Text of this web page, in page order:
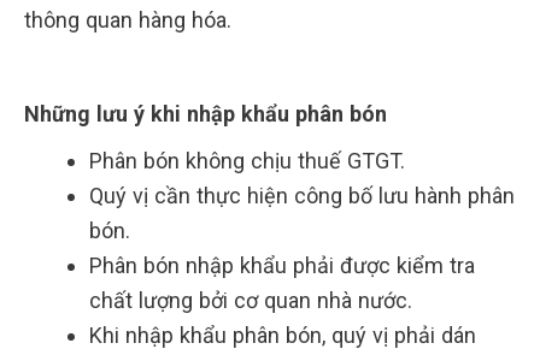
thông quan hàng hóa.
Những lưu ý khi nhập khẩu phân bón
Phân bón không chịu thuế GTGT.
Quý vị cần thực hiện công bố lưu hành phân
bón.
Phân bón nhập khẩu phải được kiểm tra
chất lượng bởi cơ quan nhà nước.
Khi nhập khẩu phân bón, quý vị phải dán